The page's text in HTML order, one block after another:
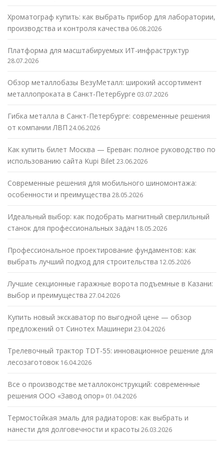
Хроматограф купить: как выбрать прибор для лаборатории,
производства и контроля качества 06.08.2026
Платформа для масштабируемых ИТ-инфраструктур
28.07.2026
Обзор металлобазы ВезуМеталл: широкий ассортимент
металлопроката в Санкт-Петербурге 03.07.2026
Гибка металла в Санкт-Петербурге: современные решения
от компании ЛВП 24.06.2026
Как купить билет Москва — Ереван: полное руководство по
использованию сайта Kupi Bilet23.06.2026
Современные решения для мобильного шиномонтажа:
особенности и преимущества 28.05.2026
Идеальный выбор: как подобрать магнитный сверлильный
станок для профессиональных задач 18.05.2026
Профессиональное проектирование фундаментов: как
выбрать лучший подход для строительства 12.05.2026
Лучшие секционные гаражные ворота подъемные в Казани:
выбор и преимущества 27.04.2026
Купить новый экскаватор по выгодной цене — обзор
предложений от Синотех Машинери 23.04.2026
Трелевочный трактор TDT-55: инновационное решение для
лесозаготовок 16.04.2026
Все о производстве металлоконструкций: современные
решения ООО «Завод опор» 01.04.2026
Термостойкая эмаль для радиаторов: как выбрать и
нанести для долговечности и красоты 26.03.2026